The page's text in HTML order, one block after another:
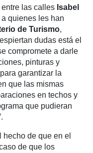
las calles Isabel
a quienes les han
de Turismo,
dudas está el
compromete a darle
pinturas y
garantizar la
que las mismas
en techos y
que pudieran
de que en el
de que los